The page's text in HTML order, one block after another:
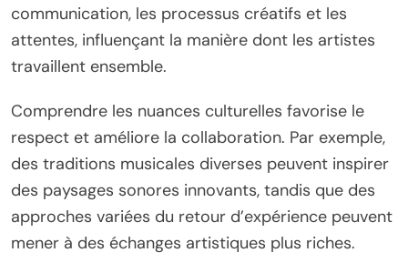
communication, les processus créatifs et les
attentes, influençant la manière dont les artistes
travaillent ensemble.
Comprendre les nuances culturelles favorise le
respect et améliore la collaboration. Par exemple,
des traditions musicales diverses peuvent inspirer
des paysages sonores innovants, tandis que des
approches variées du retour d’expérience peuvent
mener à des échanges artistiques plus riches.